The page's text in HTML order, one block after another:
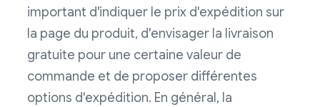
important d'indiquer le prix d'expédition sur
la page du produit, d'envisager la livraison
gratuite pour une certaine valeur de
commande et de proposer différentes
options d'expédition. En général, la